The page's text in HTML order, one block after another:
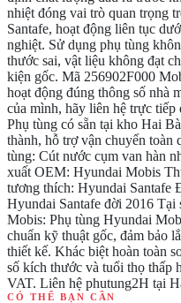
nhiệt đóng vai trò quan trọng
Santafe, hoạt động liên tục
nghiệt. Sử dụng phụ tùng
thước sai, vật liệu không đạt
kiện gốc. Mã 256902F000
hoạt động đúng thông số nhà
của mình, hãy liên hệ trực
Phụ tùng có sẵn tại kho Hai
thành, hỗ trợ vận chuyển toàn
tùng: Cút nước cụm van hàn
xuất OEM: Hyundai Mobis
tương thích: Hyundai Santafe
Hyundai Santafe đời 2016 Tại
Mobis: Phụ tùng Hyundai
chuẩn kỹ thuật gốc, đảm bảo
thiết kế. Khác biệt hoàn toàn
số kích thước và tuổi thọ thấp
VAT. Liên hệ phutung2H tại
CÓ THỂ BẠN CẦN